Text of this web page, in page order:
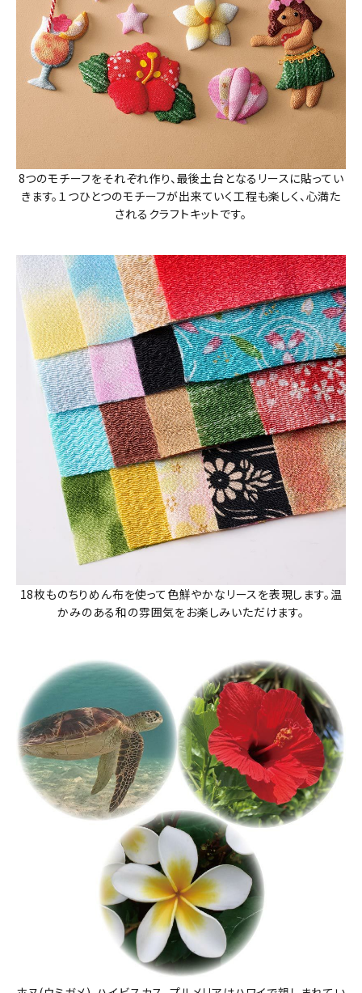
8つのモチーフをそれぞれ作り、最後土台となるリースに貼ってい
きます。１つひとつのモチーフが出来ていく工程も楽しく、心満た
されるクラフトキットです。
18枚ものちりめん布を使って色鮮やかなリースを表現します。温
かみのある和の雰囲気をお楽しみいただけます。